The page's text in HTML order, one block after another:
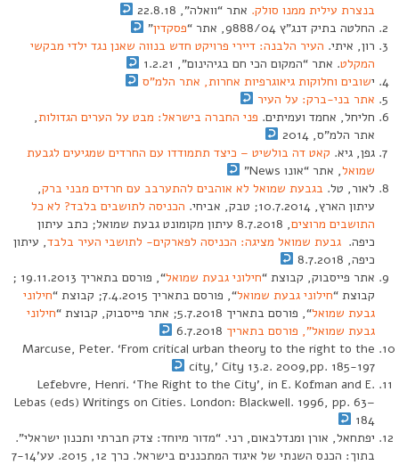
בנצרת עילית ממנו סולק. אתר “וואלה”, 22.8.18
החלטה בתיק דנג”ץ 9888/04, אתר “
פסקדין”
רון, איתי. העיר הלבנה: דיירי פרויקט חדש בנווה שאנן נגד ילדי מבקשי
המקלט. אתר “המקום הכי חם בגיהינום”, 1.2.21
ישובים וחלוקות גיאוגרפיות אחרות, אתר הלמ”ס
אתר בני-ברק: על העיר
חליחל, אחמד ועמיתים. פני החברה בישראל: מבט על הערים הגדולות,
אתר הלמ”ס, 2014
גפן, גיא. קאט דה בולשיט – כיצד תתמודדו עם החרדים שמגיעים לגבעת
שמואל, אתר “אונו News”
לאור, טל. בגבעת שמואל לא אוהבים להתערבב עם חרדים מבני ברק,
עיתון הארץ, 10.7.2014; טבק, אביחי.
הכניסה לתושבים בלבד? לא כל
התושבים מרוצים
, 8.7.2018 עיתון מקומונט גבעת שמואל; כתב עיתון
כיפה.גבעת שמואל מציגה: הכניסה לפארקים- לתושבי העיר בלבד, עיתון
כיפה, 8.7.2018
אתר פייסבוק, קבוצת “חילוני גבעת שמואל
“, פורסם בתאריך 19.11.2013 ;
קבוצת “חילוני גבעת שמואל“, פורסם בתאריך 7.4.2015; קבוצת “
חילוני
גבעת שמואל“, פורסם בתאריך 5.7.2018; אתר פייסבוק, קבוצת “
חילוני
גבעת שמואל”, פורסם בתאריך 6.7.2018
Marcuse, Peter. ‘From critical urban theory to the right to the
city,’ City 13.2. 2009,pp. 185-197
Lefebvre, Henri. ‘The Right to the City’, in E. Kofman and E.
Lebas (eds) Writings on Cities. London: Blackwell. 1996, pp. 63–
184
יפתחאל, אורן ומנדלבאום, רני. “מדור מיוחד: צדק חברתי ותכנון ישראלי”.
בתוך: הכנס השנתי של איגוד המתכננים בישראל. כרך 12, 2015. עע’7-14